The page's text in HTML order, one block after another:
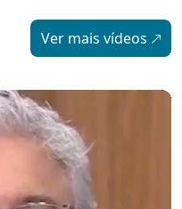
Ver mais vídeos